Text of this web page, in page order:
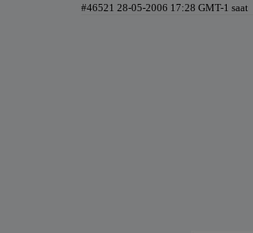
#46521 28-05-2006 17:28 GMT-1 saat